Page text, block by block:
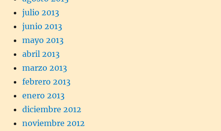
julio 2013
junio 2013
mayo 2013
abril 2013
marzo 2013
febrero 2013
enero 2013
diciembre 2012
noviembre 2012